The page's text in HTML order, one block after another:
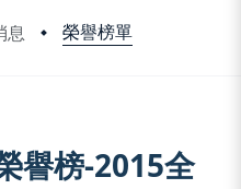
息 榮譽榜單
譽榜-2015全